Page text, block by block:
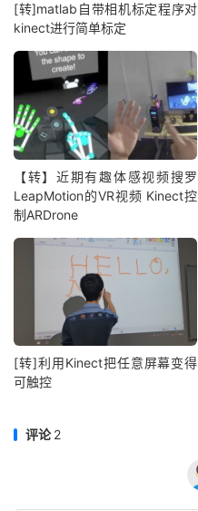
[转]matlab自带相机标定程序对
kinect进行简单标定
【转】近期有趣体感视频搜罗
LeapMotion的VR视频 Kinect控
制ARDrone
[转]利用Kinect把任意屏幕变得
可触控
评论2